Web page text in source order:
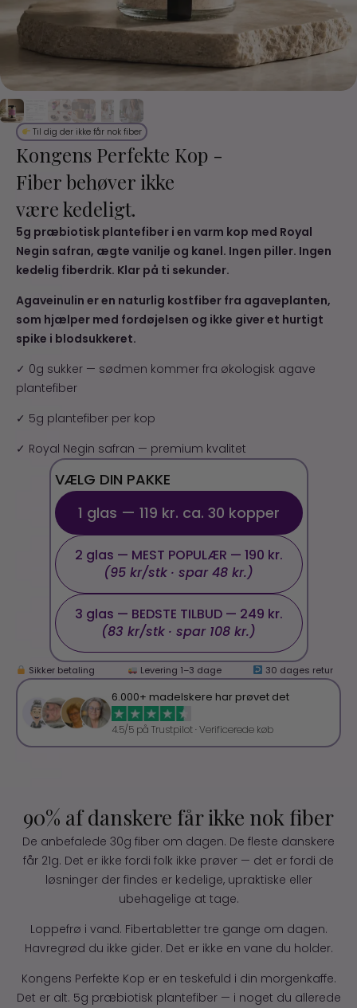
Til dig der ikke får nok fiber
Kongens Perfekte Kop -
Fiber behøver ikke
være kedeligt.
5g præbiotisk plantefiber i en varm kop med Royal
Negin safran, ægte vanilje og kanel. Ingen piller. Ingen
kedelig fiberdrik. Klar på ti sekunder.
Agaveinulin er en naturlig kostfiber fra agaveplanten,
som hjælper med fordøjelsen og ikke giver et hurtigt
spike i blodsukkeret.
✓ 0g sukker — sødmen kommer fra økologisk agave
plantefiber
✓ 5g plantefiber per kop
✓ Royal Negin safran — premium kvalitet
VÆLG DIN PAKKE
1 glas — 119 kr. ca. 30 kopper
2 glas — MEST POPULÆR — 190 kr.
(95 kr/stk · spar 48 kr.)
3 glas — BEDSTE TILBUD — 249 kr.
(83 kr/stk · spar 108 kr.)
Sikker betaling Levering 1–3 dage 30 dages retur
6.000+ madelskere har prøvet det
4.5/5 på Trustpilot · Verificerede køb
90% af danskere får ikke nok fiber
De anbefalede 30g fiber om dagen. De fleste danskere
får 21g. Det er ikke fordi folk ikke prøver — det er fordi de
løsninger der findes er kedelige, upraktiske eller
ubehagelige at tage.
Loppefrø i vand. Fibertabletter tre gange om dagen.
Havregrød du ikke gider. Det er ikke en vane du holder.
Kongens Perfekte Kop er en teskefuld i din morgenkaffe.
Det er alt. 5g præbiotisk plantefiber — i noget du allerede